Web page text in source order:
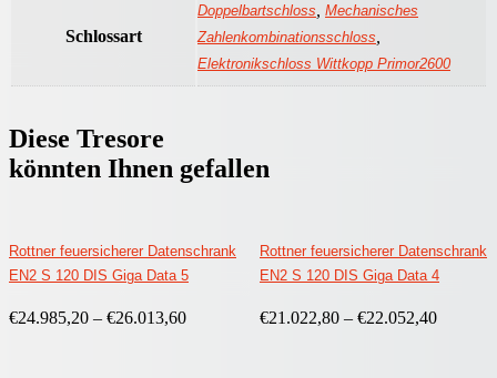
Schlossart
Doppelbartschloss Mechanisches
Zahlenkombinationsschloss
Elektronikschloss Wittkopp Primor2600
Diese Tresore
könnten Ihnen gefallen
Rottner feuersicherer Datenschrank
EN2 S 120 DIS Giga Data 5
€24.985,20 – €26.013,60
Rottner feuersicherer Datenschrank
EN2 S 120 DIS Giga Data 4
€21.022,80 – €22.052,40